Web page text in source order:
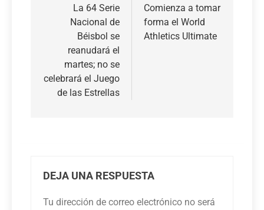
entradas
La 64 Serie
Nacional de
Béisbol se
reanudará el
martes; no se
celebrará el Juego
de las Estrellas
Comienza a tomar
forma el World
Athletics Ultimate
DEJA UNA RESPUESTA
Tu dirección de correo electrónico no será